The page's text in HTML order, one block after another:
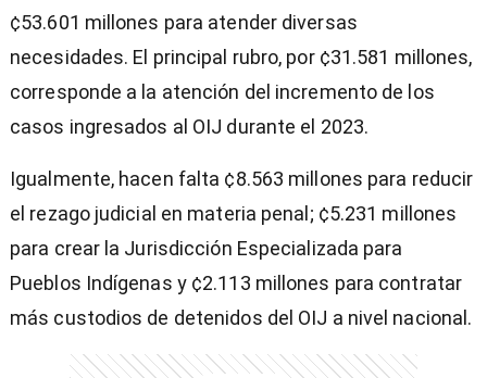
¢53.601 millones para atender diversas
necesidades. El principal rubro, por ¢31.581 millones,
corresponde a la atención del incremento de los
casos ingresados al OIJ durante el 2023.
Igualmente, hacen falta ¢8.563 millones para reducir
el rezago judicial en materia penal; ¢5.231 millones
para crear la Jurisdicción Especializada para
Pueblos Indígenas y ¢2.113 millones para contratar
más custodios de detenidos del OIJ a nivel nacional.